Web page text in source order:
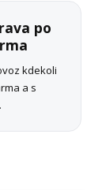
po
kdekoli
a s